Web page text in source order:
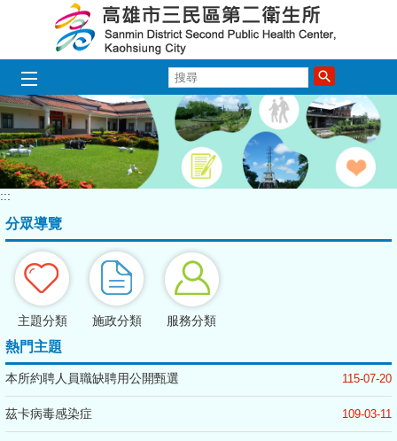
跳到主要內容區塊
尋
:::
分眾導覽
主題分類 施政分類 服務分類
熱門主題
115-07-20
本所約聘人員職缺聘用公開甄選
109-03-11
茲卡病毒感染症